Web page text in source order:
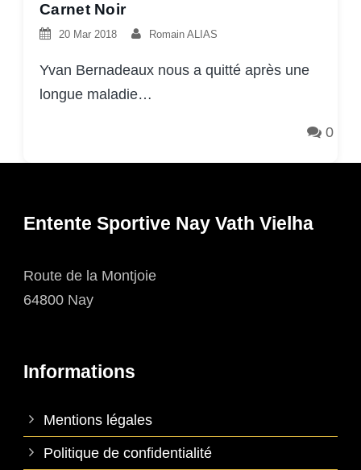
Carnet Noir
20 Mar 2018 Romain ALIAS
Yvan Bernadeaux nous a quitté après une
longue maladie…
0
Entente Sportive Nay Vath Vielha
Route de la Montjoie
64800 Nay
Informations
Mentions légales
Politique de confidentialité